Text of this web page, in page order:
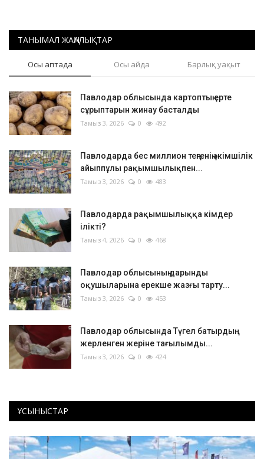
ТАНЫМАЛ ЖАҢАЛЫҚТАР
Осы аптада Осы айда Барлық уақыт
Павлодар облысында картоптың ерте
сұрыптарын жинау басталды
Тамыз 3, 2026 0 492
Павлодарда бес миллион теңгенің әкімшілік
айыппұлы рақымшылықпен...
Тамыз 3, 2026 0 483
Павлодарда рақымшылыққа кімдер
ілікті?
Тамыз 4, 2026 0 468
Павлодар облысының дарынды
оқушыларына ерекше жазғы тарту...
Тамыз 3, 2026 0 453
Павлодар облысында Түгел батырдың
жерленген жеріне тағылымды...
Тамыз 3, 2026 0 424
ҰСЫНЫСТАР